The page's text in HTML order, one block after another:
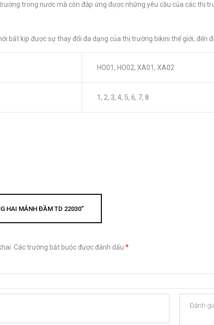
trong nước mà còn đáp ứng được những yêu cầu của các thị
bắt kịp được sự thay đổi đa dạng của thị trường bikini thế giới, đến
HO01, HO02, XA01, XA02
1, 2, 3, 4, 5, 6, 7, 8
HAI MẢNH ĐẦM TD 22030”
Các trường bắt buộc được đánh dấu *